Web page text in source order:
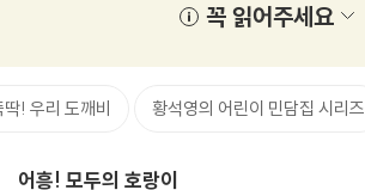
꼭 읽어주세요
딱! 우리 도깨비 황석영의 어린이 민담집 시리즈
어흥! 모두의 호랑이